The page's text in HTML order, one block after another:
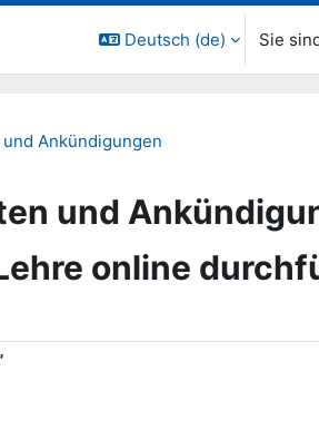
Deutsch ‎(de)‎ Sie
Ankündigungen
und
online